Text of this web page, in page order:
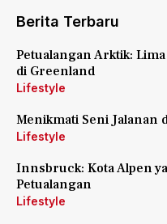
Berita Terbaru
Petualangan Arktik:
di Greenland
Lifestyle
Menikmati Seni Jalanan
Lifestyle
Innsbruck: Kota Alpen
Petualangan
Lifestyle